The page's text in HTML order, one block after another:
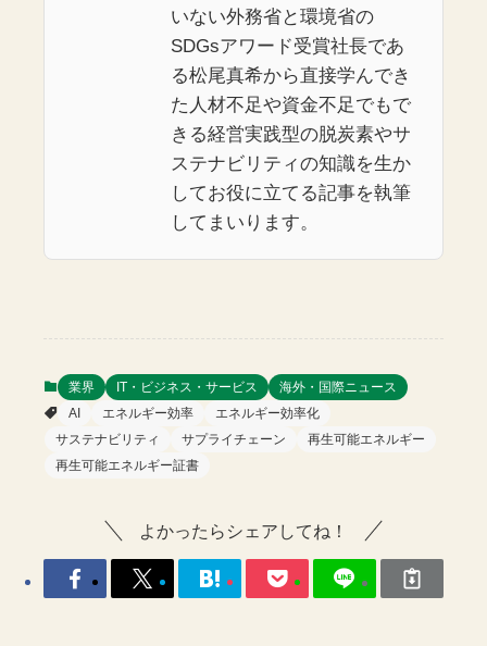
いない外務省と環境省の
SDGsアワード受賞社長であ
る松尾真希から直接学んでき
た人材不足や資金不足でもで
きる経営実践型の脱炭素やサ
ステナビリティの知識を生か
してお役に立てる記事を執筆
してまいります。
業界 IT・ビジネス・サービス
海外・国際ニュース
AI
エネルギー効率
エネルギー効率化
サステナビリティ
サプライチェーン
再生可能エネルギー
再生可能エネルギー証書
よかったらシェアしてね！